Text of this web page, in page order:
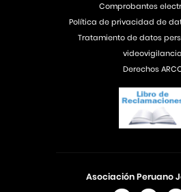
Asociación Peruano
Comprobantes
Política de privacidad de
Tratamiento de datos
videovigilancia
Derechos